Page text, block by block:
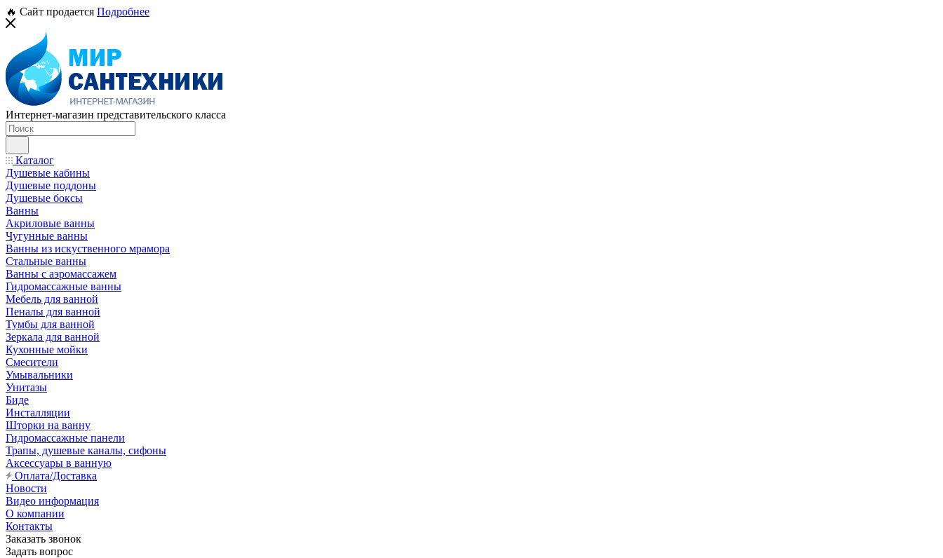
🔥 Сайт продается Подробнее
Интернет-магазин представительского класса
Каталог
Душевые кабины
Душевые поддоны
Душевые боксы
Ванны
Акриловые ванны
Чугунные ванны
Ванны из искуственного мрамора
Стальные ванны
Ванны с аэромассажем
Гидромассажные ванны
Мебель для ванной
Пеналы для ванной
Тумбы для ванной
Зеркала для ванной
Кухонные мойки
Смесители
Умывальники
Унитазы
Биде
Инсталляции
Шторки на ванну
Гидромассажные панели
Трапы, душевые каналы, сифоны
Аксессуары в ванную
Оплата/Доставка
Новости
Видео информация
О компании
Контакты
Заказать звонок
Задать вопрос